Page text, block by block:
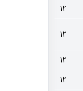
١٢
١٢
١٢
١٢